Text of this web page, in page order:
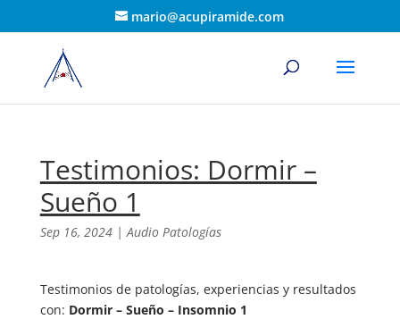
mario@acupiramide.com
Testimonios: Dormir –
Sueño 1
Sep 16, 2024|Audio Patologías
Testimonios de patologías, experiencias y resultados
con: Dormir – Sueño – Insomnio 1